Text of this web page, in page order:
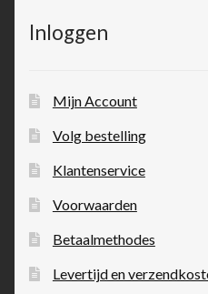
Inloggen
Mijn Account
Volg bestelling
Klantenservice
Voorwaarden
Betaalmethodes
Levertijd en